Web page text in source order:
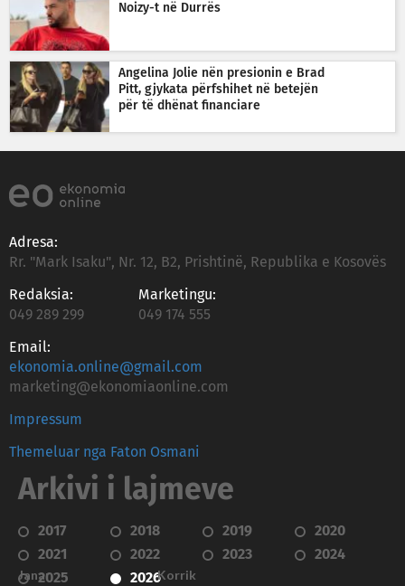
Noizy-t në Durrës
Angelina Jolie nën presionin e Brad
Pitt, gjykata përfshihet në betejën
për të dhënat financiare
Adresa:
Rr. "Mark Isaku", Nr. 12, B2, Prishtinë, Republika e Kosovës
Redaksia:
049 289 299
Marketingu:
049 174 555
Email:
ekonomia.online@gmail.com
marketing@ekonomiaonline.com
Impressum
Themeluar nga Faton Osmani
Arkivi i lajmeve
2017 2018 2019
2020
2021
2022 2023
2024
2025
2026
Janar
Korrik